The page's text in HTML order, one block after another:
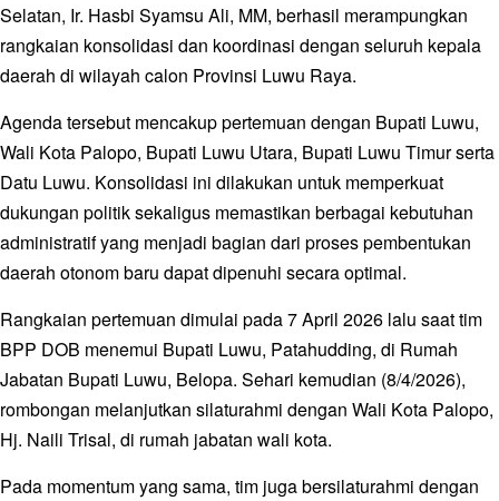
Selatan, Ir. Hasbi Syamsu Ali, MM, berhasil merampungkan
rangkaian konsolidasi dan koordinasi dengan seluruh kepala
daerah di wilayah calon Provinsi Luwu Raya.
Agenda tersebut mencakup pertemuan dengan Bupati Luwu,
Wali Kota Palopo, Bupati Luwu Utara, Bupati Luwu Timur serta
Datu Luwu. Konsolidasi ini dilakukan untuk memperkuat
dukungan politik sekaligus memastikan berbagai kebutuhan
administratif yang menjadi bagian dari proses pembentukan
daerah otonom baru dapat dipenuhi secara optimal.
Rangkaian pertemuan dimulai pada 7 April 2026 lalu saat tim
BPP DOB menemui Bupati Luwu, Patahudding, di Rumah
Jabatan Bupati Luwu, Belopa. Sehari kemudian (8/4/2026),
rombongan melanjutkan silaturahmi dengan Wali Kota Palopo,
Hj. Naili Trisal, di rumah jabatan wali kota.
Pada momentum yang sama, tim juga bersilaturahmi dengan